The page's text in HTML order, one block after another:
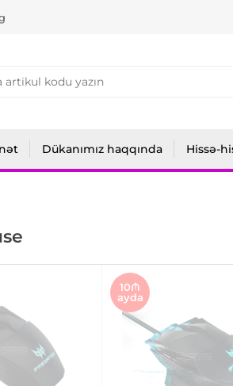
Dükanımız haqqında Hissə-
10₼
ayda